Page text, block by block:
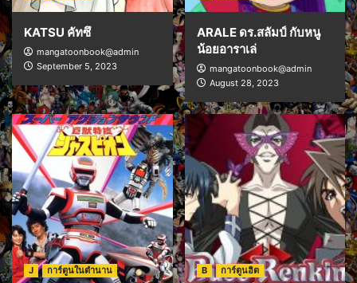
KATSU คัทซึ
mangatoonbook@admin
September 5, 2023
ARALE ดร.สลัมป์ กับหนู
น้อยอาราเล่
mangatoonbook@admin
August 28, 2023
J การ์ตูนในตำนาน B การ์ตูนฮิต